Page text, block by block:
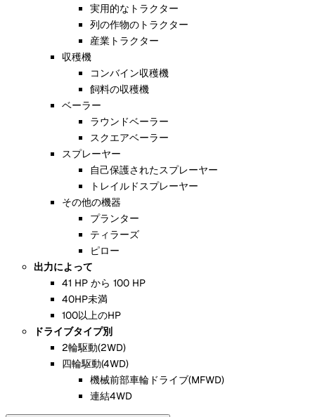
実用的なトラクター
列の作物のトラクター
産業トラクター
収穫機
コンバイン収穫機
飼料の収穫機
ベーラー
ラウンドベーラー
スクエアベーラー
スプレーヤー
自己保護されたスプレーヤー
トレイルドスプレーヤー
その他の機器
プランター
ティラーズ
ピロー
出力によって
41 HP から 100 HP
40HP未満
100以上のHP
ドライブタイプ別
2輪駆動(2WD)
四輪駆動(4WD)
機械前部車輪ドライブ(MFWD)
連結4WD